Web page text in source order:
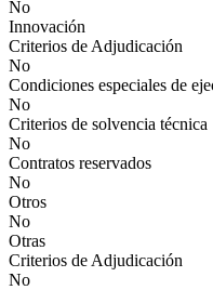
No
Innovación
Criterios de Adjudicación
No
Condiciones especiales de
No
Criterios de solvencia técnica
No
Contratos reservados
No
Otros
No
Otras
Criterios de Adjudicación
No